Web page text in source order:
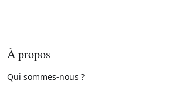
À propos
Qui sommes-nous ?